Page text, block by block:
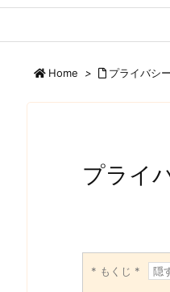
Home > プライバシ
プライ
* もくじ *